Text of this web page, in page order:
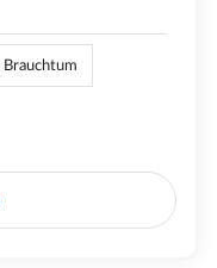
Brauchtum